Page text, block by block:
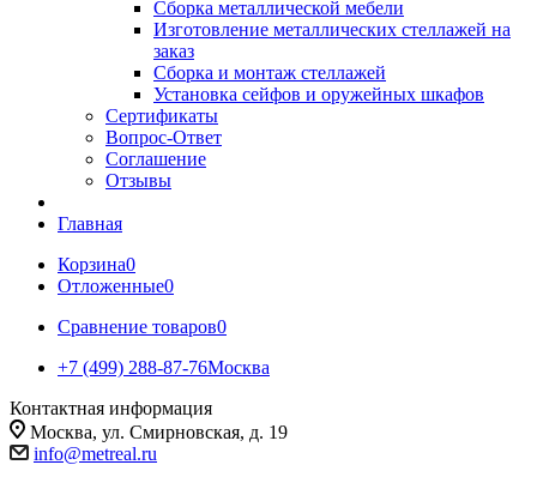
Сборка металлической мебели
Изготовление металлических стеллажей на
заказ
Сборка и монтаж стеллажей
Установка сейфов и оружейных шкафов
Сертификаты
Вопрос-Ответ
Соглашение
Отзывы
Главная
Корзина0
Отложенные0
Сравнение товаров0
+7 (499) 288-87-76Москва
Контактная информация
Москва, ул. Смирновская, д. 19
info@metreal.ru